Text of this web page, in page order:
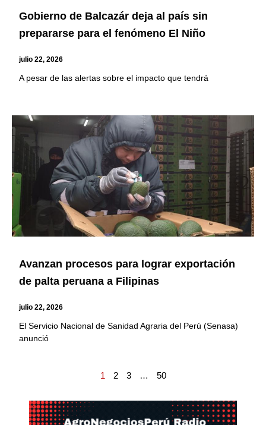
Gobierno de Balcazár deja al país sin
prepararse para el fenómeno El Niño
julio 22, 2026
A pesar de las alertas sobre el impacto que tendrá
Avanzan procesos para lograr exportación
de palta peruana a Filipinas
julio 22, 2026
El Servicio Nacional de Sanidad Agraria del Perú (Senasa)
anunció
1 2 3 … 50